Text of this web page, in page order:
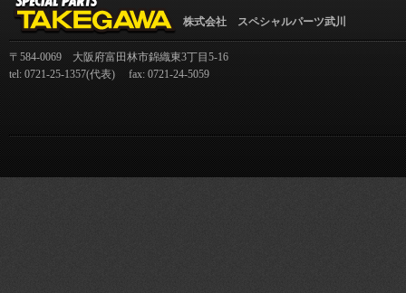
株式会社 スペシャルパーツ武川
〒584-0069 大阪府富田林市錦織東3丁目5-16
tel: 0721-25-1357(代表) fax: 0721-24-5059